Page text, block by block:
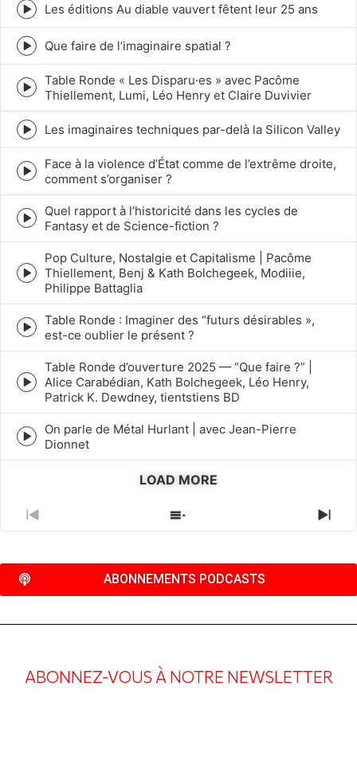
Episode
play
icon
Les éditions Au diable vauvert fêtent leur 25 ans
Episode
play
icon
Que faire de l’imaginaire spatial ?
Episode
play
icon
Table Ronde « Les Disparu·es » avec Pacôme
Thiellement, Lumi, Léo Henry et Claire Duvivier
Episode
play
icon
Les imaginaires techniques par-delà la Silicon Valley
Episode
play
icon
Face à la violence d’État comme de l’extrême droite,
comment s’organiser ?
Episode
play
icon
Quel rapport à l’historicité dans les cycles de
Fantasy et de Science-fiction ?
Episode
play
icon
Pop Culture, Nostalgie et Capitalisme | Pacôme
Thiellement, Benj & Kath Bolchegeek, Modiiie,
Philippe Battaglia
Episode
play
icon
Table Ronde : Imaginer des “futurs désirables »,
est-ce oublier le présent ?
Episode
play
icon
Table Ronde d’ouverture 2025 — “Que faire ?” |
Alice Carabédian, Kath Bolchegeek, Léo Henry,
Patrick K. Dewdney, tientstiens BD
Episode
play
On parle de Métal Hurlant | avec Jean-Pierre
Dionnet
LOAD MORE
PREVIOUS
EPISODE
SHOW
EPISODES
ABONNEMENTS PODCASTS
ABONNEZ-VOUS À NOTRE NEWSLETTER